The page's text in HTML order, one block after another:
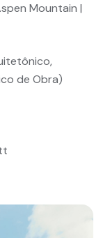
Mountain |
de Obra)